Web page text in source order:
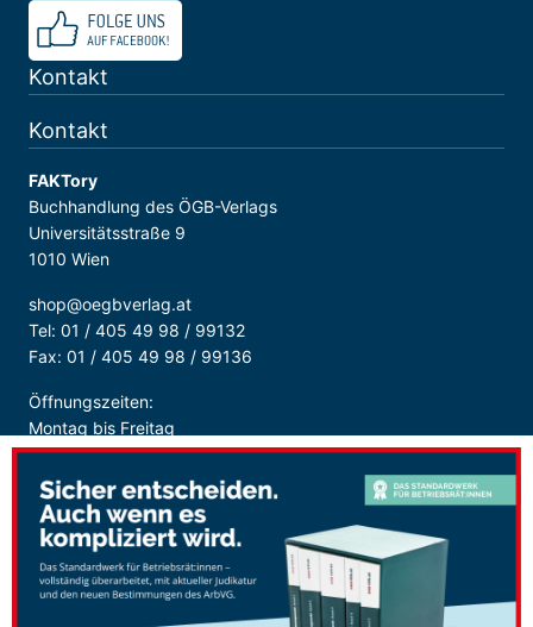
Kontakt
Kontakt
FAKTory
Buchhandlung des ÖGB-Verlags
Universitätsstraße 9
1010 Wien
shop@oegbverlag.at
Tel: 01 / 405 49 98 / 99132
Fax: 01 / 405 49 98 / 99136
Öffnungszeiten:
Montag bis Freitag
9:00 - 18:00 Uhr
durchgehend
Sicher Bezahlen: